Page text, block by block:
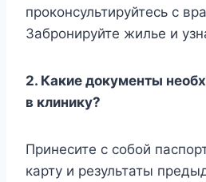
проконсультируйтесь с
Забронируйте жилье и
2. Какие документы
в клинику?
Принесите с собой
карту и результаты